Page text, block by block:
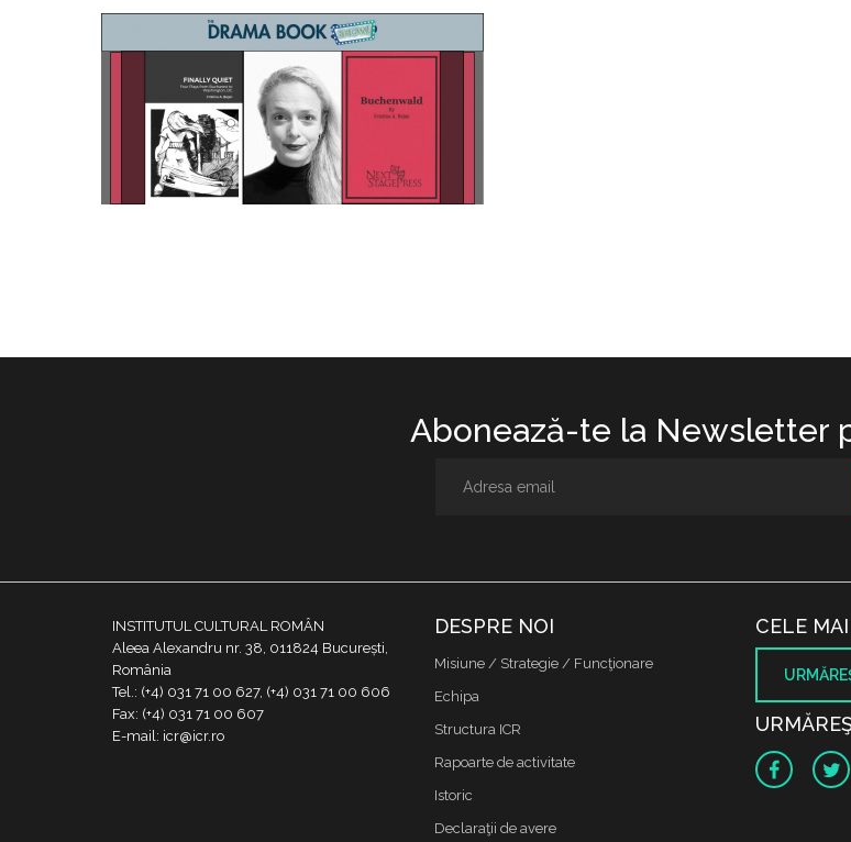
Abonează-te la Newsletter
INSTITUTUL CULTURAL ROMÂN
Aleea Alexandru nr. 38, 011824 București,
România
Tel.: (+4) 031 71 00 627, (+4) 031 71 00 606
Fax: (+4) 031 71 00 607
E-mail: icr@icr.ro
DESPRE NOI
Misiune / Strategie / Funcţionare
Echipa
Structura ICR
Rapoarte de activitate
Istoric
Declaraţii de avere
CELE